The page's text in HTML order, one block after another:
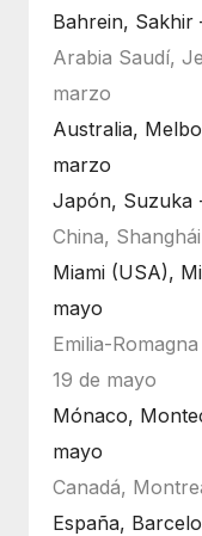
Bahrein, Sakhir
Arabia Saudí,
marzo
Australia,
marzo
Japón, Suzuka
China,
Miami (USA),
mayo
Emilia-
19 de mayo
Mónaco,
mayo
Canadá,
España,